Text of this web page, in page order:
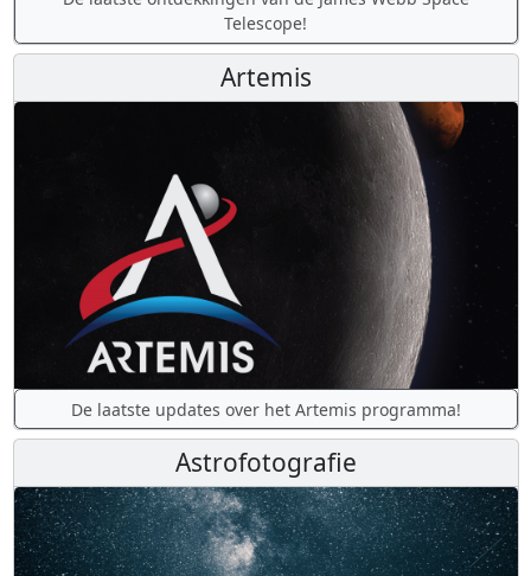
Telescope!
Artemis
De laatste updates over het Artemis programma!
Astrofotografie